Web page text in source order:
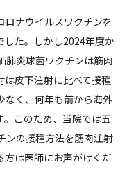
ロナウイルスワクチンを
した。しかし2024年度か
肺炎球菌ワクチンは筋肉
は皮下注射に比べて接種
なく、何年も前から海外
。このため、当院では五
ンの接種方法を筋肉注射
方は医師にお声がけくだ